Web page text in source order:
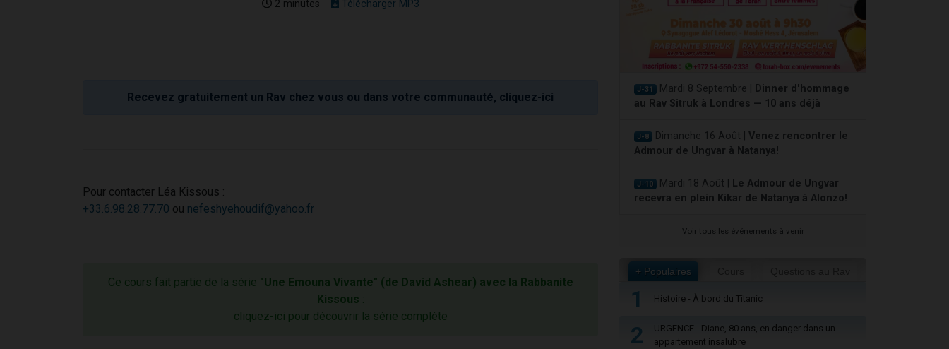
2 minutes Télécharger MP3
Recevez gratuitement un Rav chez vous ou dans votre communauté, cliquez-ici
Pour contacter Léa Kissous :
+33.6.98.28.77.70 ou nefeshyehoudif@yahoo.fr
Ce cours fait partie de la série "Une Emouna Vivante" (de David Ashear) avec la Rabbanite
Kissous :
cliquez-ici pour découvrir la série complète
J-31 Mardi 8 Septembre |
Dinner d'hommage
au Rav Sitruk à Londres — 10 ans déjà
J-8 Dimanche 16 Août | Venez rencontrer le
Admour de Ungvar à Natanya!
J-10 Mardi 18 Août |
Le Admour de Ungvar
recevra en plein Kikar de Natanya à Alonzo!
Voir tous les événements à venir
+ Populaires
1 Histoire - À bord du Titanic
2
URGENCE - Diane, 80 ans, en danger dans un
appartement insalubre